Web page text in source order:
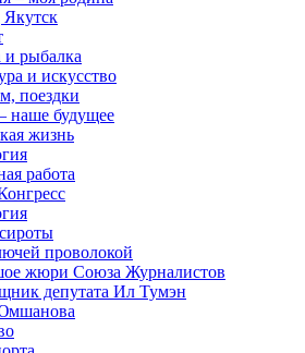
Якутск
и рыбалка
и искусство
поездки
наше будущее
жизнь
работа
проволокой
жюри Союза Журналистов
депутата Ил Тумэн